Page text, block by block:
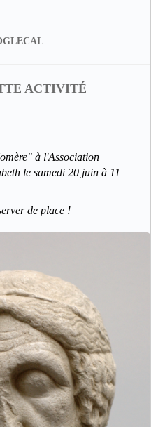
ACTIVITÉ
à l'Association
le samedi 20 juin à 11
de place !